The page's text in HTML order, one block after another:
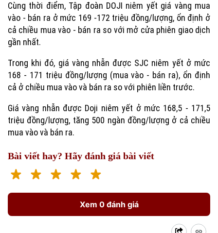
Cùng thời điểm, Tập đoàn DOJI niêm yết giá vàng mua
vào - bán ra ở mức 169 -172 triệu đồng/lượng, ổn định ở
cả chiều mua vào - bán ra so với mở cửa phiên giao dịch
gần nhất.
Trong khi đó, giá vàng nhẫn được SJC niêm yết ở mức
168 - 171 triệu đồng/lượng (mua vào - bán ra), ổn định
cả ở chiều mua vào và bán ra so với phiên liền trước.
Giá vàng nhẫn được Doji niêm yết ở mức 168,5 - 171,5
triệu đồng/lượng, tăng 500 ngàn đồng/lượng ở cả chiều
mua vào và bán ra.
Bài viết hay? Hãy đánh giá bài viết
Xem 0 đánh giá